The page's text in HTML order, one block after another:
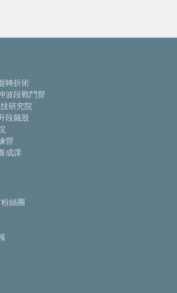
轉折術
波段戰鬥營
研究院
段飆股
營
成課
絲團